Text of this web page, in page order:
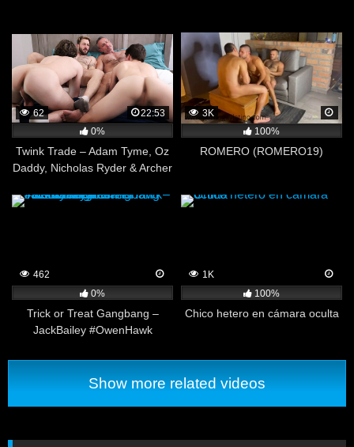
62
22:53
0%
Twink Trade – Adam Tyme, Oz
Daddy, Nicholas Ryder & Archer
3K
100%
ROMERO (ROMERO19)
462
0%
Trick or Treat Gangbang –
JackBailey #OwenHawk
#CockWingInarmer
#NerdyAdam –
1K
100%
Chico hetero en cámara oculta
Show more related videos